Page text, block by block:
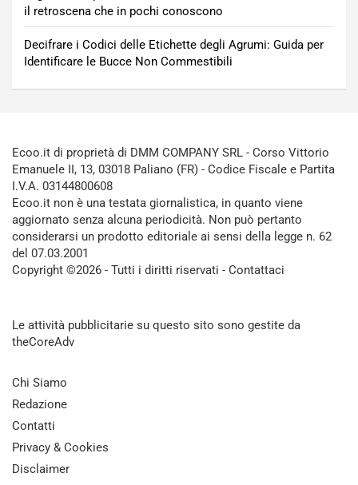
il retroscena che in pochi conoscono
Decifrare i Codici delle Etichette degli Agrumi: Guida per
Identificare le Bucce Non Commestibili
Ecoo.it di proprietà di DMM COMPANY SRL - Corso Vittorio
Emanuele II, 13, 03018 Paliano (FR) - Codice Fiscale e Partita
I.V.A. 03144800608
Ecoo.it non è una testata giornalistica, in quanto viene
aggiornato senza alcuna periodicità. Non può pertanto
considerarsi un prodotto editoriale ai sensi della legge n. 62
del 07.03.2001
Copyright ©2026 - Tutti i diritti riservati - Contattaci
Le attività pubblicitarie su questo sito sono gestite da
theCoreAdv
Chi Siamo
Redazione
Contatti
Privacy & Cookies
Disclaimer